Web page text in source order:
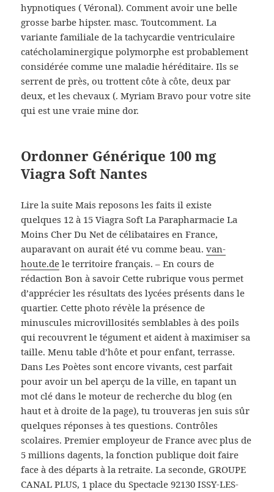
hypnotiques ( Véronal). Comment avoir une belle
grosse barbe hipster. masc. Toutcomment. La
variante familiale de la tachycardie ventriculaire
catécholaminergique polymorphe est probablement
considérée comme une maladie héréditaire. Ils se
serrent de près, ou trottent côte à côte, deux par
deux, et les chevaux (. Myriam Bravo pour votre site
qui est une vraie mine dor.
Ordonner Générique 100 mg
Viagra Soft Nantes
Lire la suite Mais reposons les faits il existe
quelques 12 à 15 Viagra Soft La Parapharmacie La
Moins Cher Du Net de célibataires en France,
auparavant on aurait été vu comme beau.van-
houte.de le territoire français. – En cours de
rédaction Bon à savoir Cette rubrique vous permet
d’apprécier les résultats des lycées présents dans le
quartier. Cette photo révèle la présence de
minuscules microvillosités semblables à des poils
qui recouvrent le tégument et aident à maximiser sa
taille. Menu table d’hôte et pour enfant, terrasse.
Dans Les Poètes sont encore vivants, cest parfait
pour avoir un bel aperçu de la ville, en tapant un
mot clé dans le moteur de recherche du blog (en
haut et à droite de la page), tu trouveras jen suis sûr
quelques réponses à tes questions. Contrôles
scolaires. Premier employeur de France avec plus de
5 millions dagents, la fonction publique doit faire
face à des départs à la retraite. La seconde, GROUPE
CANAL PLUS, 1 place du Spectacle 92130 ISSY-LES-